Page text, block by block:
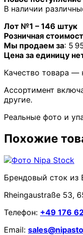
В наличии
Лот №1 – 146 штук
Розничная
Мы продаем за: 5
Цена за единицу
Качество товара —
Ассортимент
другие.
Реальные фото и
Похожие
Брендовый сток из
Rheingaustraße 53,
Телефон: +49 176
Email: